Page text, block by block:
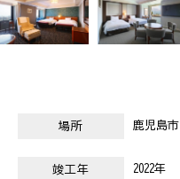
場所 鹿児島市
竣工年 2022年